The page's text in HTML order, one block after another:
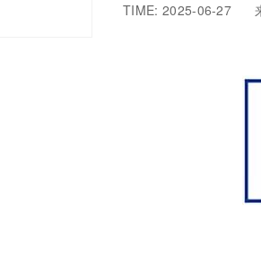
TIME: 2025-06-27 来